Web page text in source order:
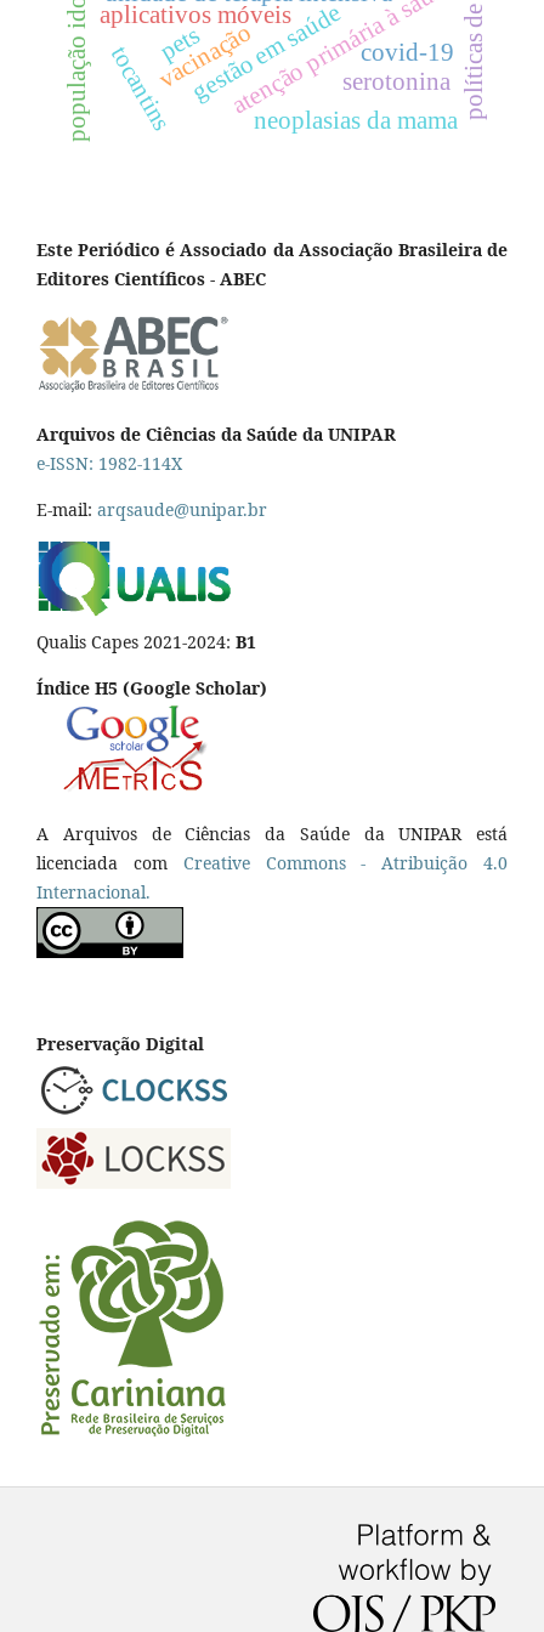
atenção primária à saúde
gestão em saúde
vacinação covid-19
população idosa neoplasias da mama
aplicativos móveis
tocantins serotonina
pets
Este Periódico é Associado da Associação Brasileira de
Editores Científicos - ABEC
Arquivos de Ciências da Saúde da UNIPAR
e-ISSN: 1982-114X
E-mail: arqsaude@unipar.br
Qualis Capes 2021-2024: B1
Índice H5 (Google Scholar)
A Arquivos de Ciências da Saúde da UNIPAR está
licenciada com Creative Commons - Atribuição 4.0
Internacional.
Preservação Digital